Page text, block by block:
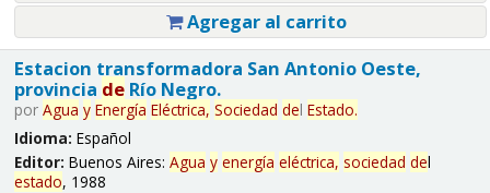
Agregar al carrito
Estacion transformadora San Antonio Oeste,
provincia deRío Negro.
por Agua y Energía Eléctrica, Sociedad del Estado.
Idioma: Español
Editor: Buenos Aires: Agua y energía eléctrica, sociedad del
estado, 1988